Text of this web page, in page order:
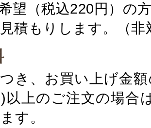
望（税込220円）の
積もりします。（非
き、お買い上げ金
以上のご注文の場合
す。